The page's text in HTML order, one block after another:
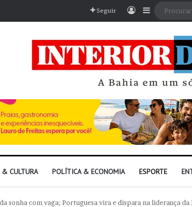
Seguir EntrarBarra
& CULTURA POLÍTICA & ECONOMIA ESPORTE
sonha com vaga; Portuguesa vira e dispara na liderança da